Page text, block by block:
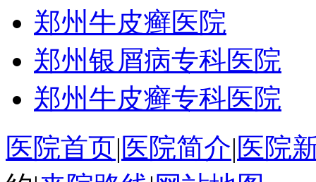
郑州牛皮癣医院
郑州银屑病专科医院
郑州牛皮癣专科医院
医院首页|医院简介|医院